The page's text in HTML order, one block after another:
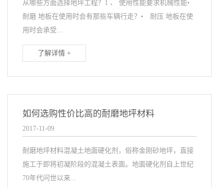
从哪些方面选择地坪工程？1 、 使用性能要求机械性能•
耐磨 地板在使用时会有那些车辆行走？• 耐压 地板在使
用时会承受...
了解详情 +
如何选购性价比高的耐磨地坪材料
2017-11-09
耐磨地坪材料混凝土地面硬化剂，俗称金刚砂地坪，直接
施工于即将初凝阶段的混凝土表面。地面硬化剂自上世纪
70年代问世以来...